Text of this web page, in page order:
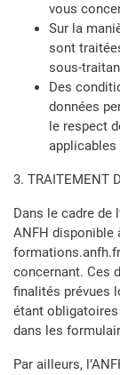
vous
Sur la
sont
sous-
Des
données
le respect
applicables
3. TRAITEMENT
Dans le cadre de
ANFH disponible
concernant. Ces
finalités prévues
étant
dans les
Par ailleurs,